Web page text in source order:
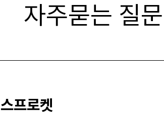
자주묻는 질문
스프로켓